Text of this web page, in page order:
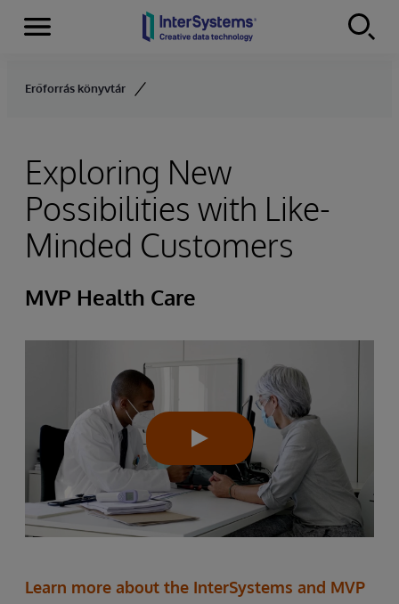
Skip to content
Menu
Erőforrás könyvtár
Exploring New
Possibilities with Like-
Minded Customers
MVP Health Care
Learn more about the InterSystems and MVP